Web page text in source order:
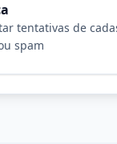
tentativas de
spam